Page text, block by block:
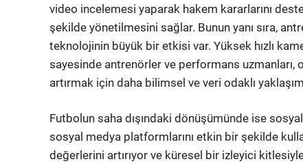
video incelemesi yaparak hakem kararlarını
şekilde yönetilmesini sağlar. Bunun yanı sıra,
teknolojinin büyük bir etkisi var. Yüksek hızlı
sayesinde antrenörler ve performans uzmanları,
artırmak için daha bilimsel ve veri odaklı
Futbolun saha dışındaki dönüşümünde ise
sosyal medya platformlarını etkin bir şekilde
değerlerini artırıyor ve küresel bir izleyici